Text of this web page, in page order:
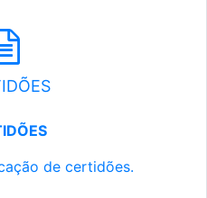
de certidões.